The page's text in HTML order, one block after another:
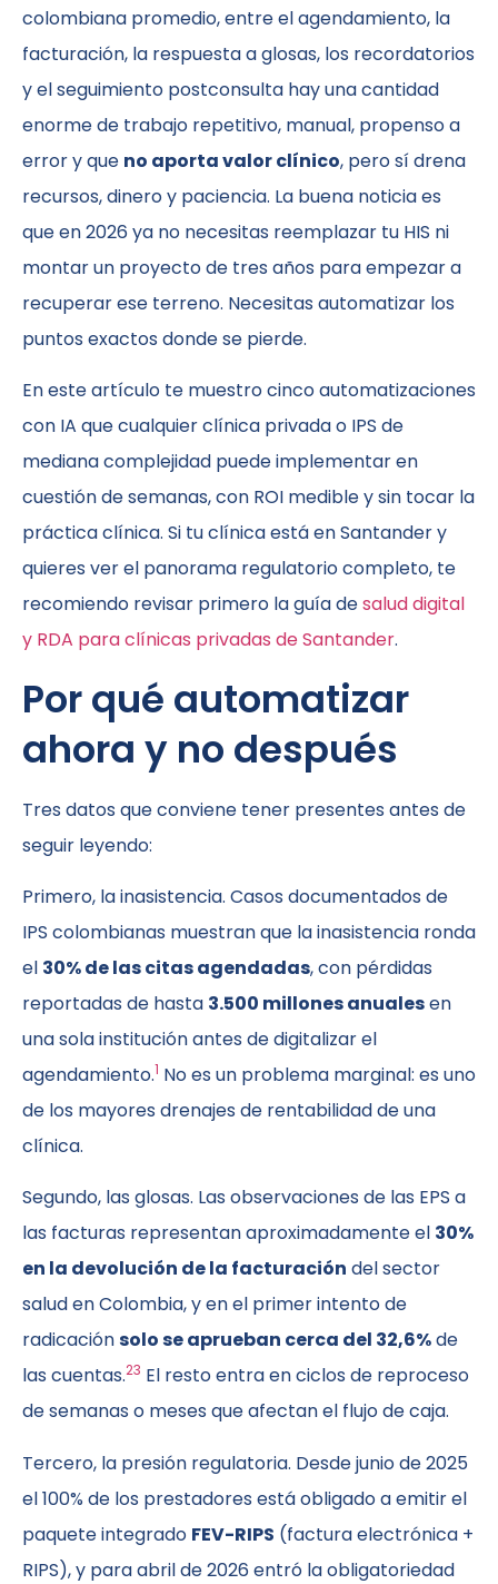
colombiana promedio, entre el agendamiento, la
facturación, la respuesta a glosas, los recordatorios
y el seguimiento postconsulta hay una cantidad
enorme de trabajo repetitivo, manual, propenso a
error y que no aporta valor clínico, pero sí drena
recursos, dinero y paciencia. La buena noticia es
que en 2026 ya no necesitas reemplazar tu HIS ni
montar un proyecto de tres años para empezar a
recuperar ese terreno. Necesitas automatizar los
puntos exactos donde se pierde.
En este artículo te muestro cinco automatizaciones
con IA que cualquier clínica privada o IPS de
mediana complejidad puede implementar en
cuestión de semanas, con ROI medible y sin tocar la
práctica clínica. Si tu clínica está en Santander y
quieres ver el panorama regulatorio completo, te
recomiendo revisar primero la guía desalud digital
y RDA para clínicas privadas de Santander.
Por qué automatizar
ahora y no después
Tres datos que conviene tener presentes antes de
seguir leyendo:
Primero, la inasistencia. Casos documentados de
IPS colombianas muestran que la inasistencia ronda
el 30% de las citas agendadas, con pérdidas
reportadas de hasta 3.500 millones anualesen
una sola institución antes de digitalizar el
agendamiento.1 No es un problema marginal: es uno
de los mayores drenajes de rentabilidad de una
clínica.
Segundo, las glosas. Las observaciones de las EPS a
las facturas representan aproximadamente el 30%
en la devolución de la facturación del sector
salud en Colombia, y en el primer intento de
radicaciónsolo se aprueban cerca del 32,6%de
las cuentas.23 El resto entra en ciclos de reproceso
de semanas o meses que afectan el flujo de caja.
Tercero, la presión regulatoria. Desde junio de 2025
el 100% de los prestadores está obligado a emitir el
paquete integrado FEV-RIPS (factura electrónica +
RIPS), y para abril de 2026 entró la obligatoriedad